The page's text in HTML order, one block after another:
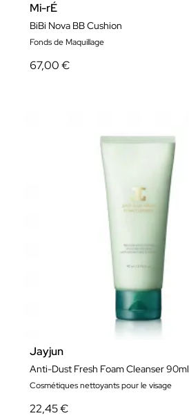
Mi-rÉ
BiBi Nova BB Cushion
Fonds de Maquillage
67,00 €
Jayjun
Anti-Dust Fresh Foam Cleanser 90ml
Cosmétiques nettoyants pour le visage
22,45 €